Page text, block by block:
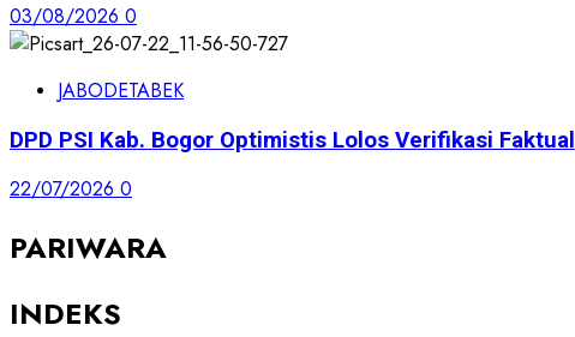
03/08/2026 0
JABODETABEK
DPD PSI Kab. Bogor Optimistis Lolos Verifikasi Faktual
22/07/2026 0
PARIWARA
INDEKS